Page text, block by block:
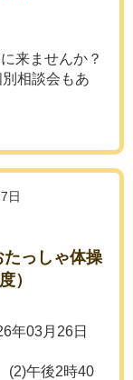
来ませんか？
相談会もあ
日
たっしゃ体操
）
年03月26日
(2)午後2時40